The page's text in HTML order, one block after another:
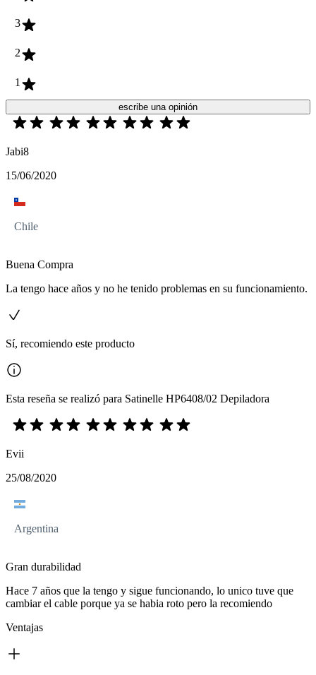
3
2
1
escribe una opinión
Jabi8
15/06/2020
Chile
Buena Compra
La tengo hace años y no he tenido problemas en su funcionamiento.
Sí, recomiendo este producto
Esta reseña se realizó para Satinelle HP6408/02 Depiladora
Evii
25/08/2020
Argentina
Gran durabilidad
Hace 7 años que la tengo y sigue funcionando, lo unico tuve que
cambiar el cable porque ya se habia roto pero la recomiendo
Ventajas